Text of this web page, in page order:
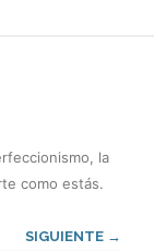
la
como estás.
SIGUIENTE →